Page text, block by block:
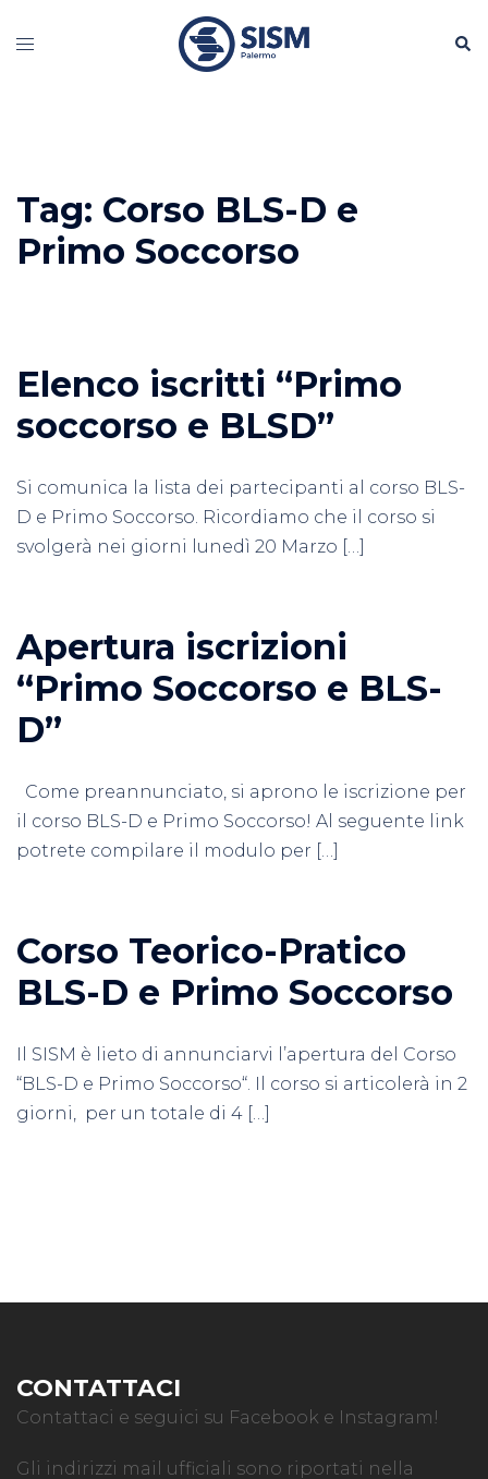
Mostra/Nascondi
Tag: Corso BLS-D e
Primo Soccorso
Elenco iscritti “Primo
soccorso e BLSD”
Si comunica la lista dei partecipanti al corso BLS-
D e Primo Soccorso. Ricordiamo che il corso si
svolgerà nei giorni lunedì 20 Marzo […]
Apertura iscrizioni
“Primo Soccorso e BLS-
D”
Come preannunciato, si aprono le iscrizione per
il corso BLS-D e Primo Soccorso! Al seguente link
potrete compilare il modulo per […]
Corso Teorico-Pratico
BLS-D e Primo Soccorso
Il SISM è lieto di annunciarvi l’apertura del Corso
“BLS-D e Primo Soccorso“. Il corso si articolerà in 2
giorni, per un totale di 4 […]
CONTATTACI
Contattaci e seguici su Facebook e Instagram!
Gli indirizzi mail ufficiali sono riportati nella